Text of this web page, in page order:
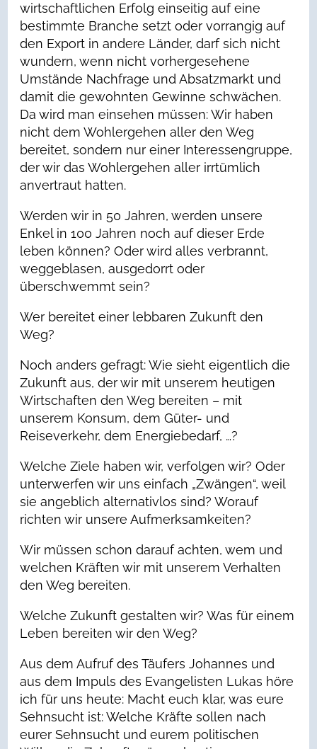
wirtschaftlichen Erfolg einseitig auf eine
bestimmte Branche setzt oder vorrangig auf
den Export in andere Länder, darf sich nicht
wundern, wenn nicht vorhergesehene
Umstände Nachfrage und Absatzmarkt und
damit die gewohnten Gewinne schwächen.
Da wird man einsehen müssen: Wir haben
nicht dem Wohlergehen aller den Weg
bereitet, sondern nur einer Interessengruppe,
der wir das Wohlergehen aller irrtümlich
anvertraut hatten.
Werden wir in 50 Jahren, werden unsere
Enkel in 100 Jahren noch auf dieser Erde
leben können? Oder wird alles verbrannt,
weggeblasen, ausgedorrt oder
überschwemmt sein?
Wer bereitet einer lebbaren Zukunft den
Weg?
Noch anders gefragt: Wie sieht eigentlich die
Zukunft aus, der wir mit unserem heutigen
Wirtschaften den Weg bereiten – mit
unserem Konsum, dem Güter- und
Reiseverkehr, dem Energiebedarf, …?
Welche Ziele haben wir, verfolgen wir? Oder
unterwerfen wir uns einfach „Zwängen“, weil
sie angeblich alternativlos sind? Worauf
richten wir unsere Aufmerksamkeiten?
Wir müssen schon darauf achten, wem und
welchen Kräften wir mit unserem Verhalten
den Weg bereiten.
Welche Zukunft gestalten wir? Was für einem
Leben bereiten wir den Weg?
Aus dem Aufruf des Täufers Johannes und
aus dem Impuls des Evangelisten Lukas höre
ich für uns heute: Macht euch klar, was eure
Sehnsucht ist: Welche Kräfte sollen nach
eurer Sehnsucht und eurem politischen